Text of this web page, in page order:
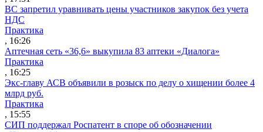
ВС запретил уравнивать цены участников закупок без учета
НДС
Практика
, 16:26
Аптечная сеть «36,6» выкупила 83 аптеки «Диалога»
Практика
, 16:25
Экс-главу АСВ объявили в розыск по делу о хищении более 4
млрд руб.
Практика
, 15:55
СИП поддержал Роспатент в споре об обозначении